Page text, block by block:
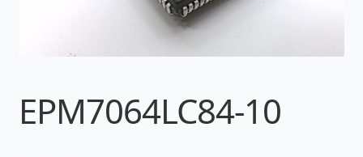
EPM7064LC84-10